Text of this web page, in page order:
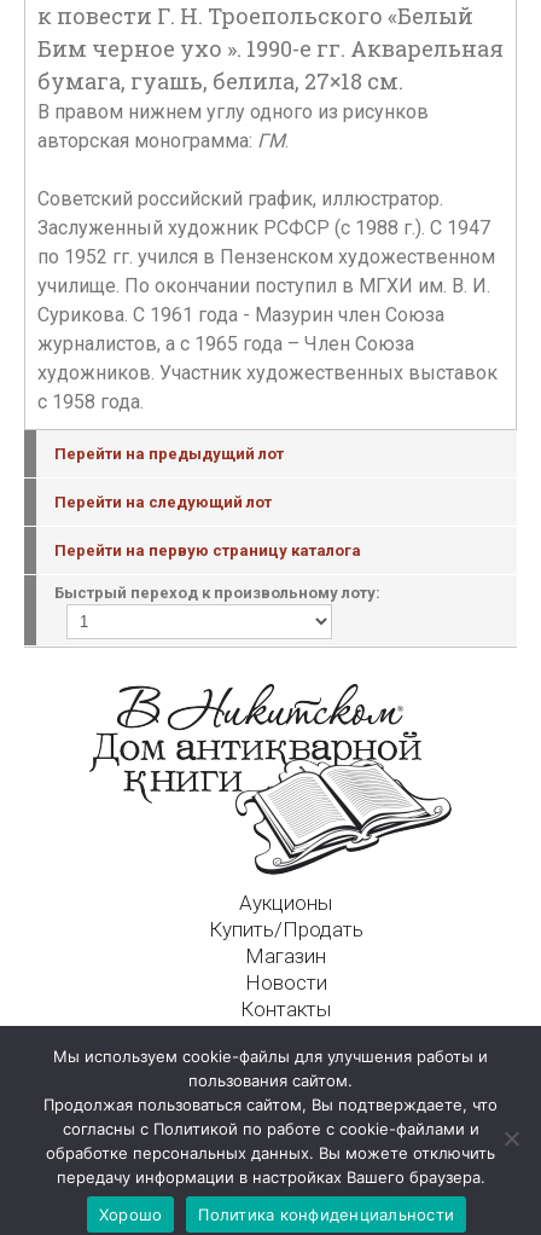
к повести Г. Н. Троепольского «Белый
Бим черное ухо ». 1990-е гг. Акварельная
бумага, гуашь, белила, 27×18 см.
В правом нижнем углу одного из рисунков
авторская монограмма: ГМ.
Советский российский график, иллюстратор.
Заслуженный художник РСФСР (с 1988 г.). С 1947
по 1952 гг. учился в Пензенском художественном
училище. По окончании поступил в МГХИ им. В. И.
Сурикова. С 1961 года - Мазурин член Союза
журналистов, а с 1965 года – Член Союза
художников. Участник художественных выставок
с 1958 года.
Перейти на предыдущий лот
Перейти на следующий лот
Перейти на первую страницу каталога
Быстрый переход к произвольному лоту:
Аукционы
Купить/Продать
Магазин
Новости
Контакты
125009, г. Москва, Никитский пер., д. 4а, стр. 1
Мы используем cookie-файлы для улучшения работы и
пользования сайтом.
Продолжая пользоваться сайтом, Вы подтверждаете, что
согласны с Политикой по работе с cookie-файлами и
обработке персональных данных. Вы можете отключить
передачу информации в настройках Вашего браузера.
Хорошо
Политика конфиденциальности